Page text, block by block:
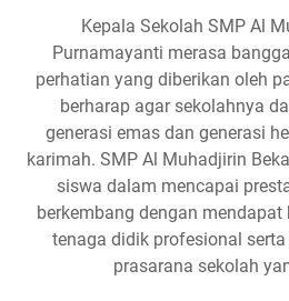
Kepala Sekolah SMP Al
Purnamayanti merasa
perhatian yang diberikan oleh
berharap agar sekolahnya
generasi emas dan generasi
karimah. SMP Al Muhadjirin
siswa dalam mencapai
berkembang dengan
tenaga didik profesional
prasarana sekolah